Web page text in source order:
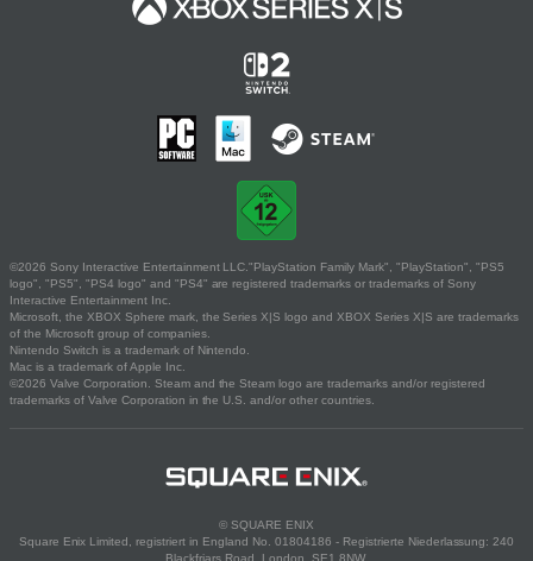
©2026 Sony Interactive Entertainment LLC."PlayStation Family Mark", "PlayStation", "PS5
logo", "PS5", "PS4 logo" and "PS4" are registered trademarks or trademarks of Sony
Interactive Entertainment Inc.
Microsoft, the XBOX Sphere mark, the Series X|S logo and XBOX Series X|S are trademarks
of the Microsoft group of companies.
Nintendo Switch is a trademark of Nintendo.
Mac is a trademark of Apple Inc.
©2026 Valve Corporation. Steam and the Steam logo are trademarks and/or registered
trademarks of Valve Corporation in the U.S. and/or other countries.
© SQUARE ENIX
Square Enix Limited, registriert in England No. 01804186 - Registrierte Niederlassung: 240
Blackfriars Road, London, SE1 8NW.